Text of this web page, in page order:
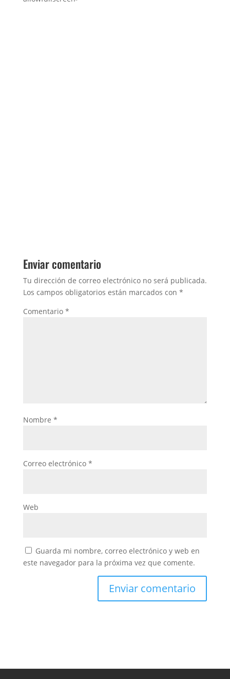
Enviar comentario
Tu dirección de correo electrónico no será publicada.
Los campos obligatorios están marcados con *
Comentario *
Nombre *
Correo electrónico *
Web
Guarda mi nombre, correo electrónico y web en
este navegador para la próxima vez que comente.